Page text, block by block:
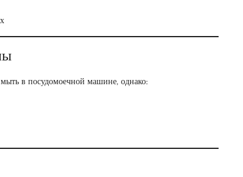
в посудомоечной машине, однако: